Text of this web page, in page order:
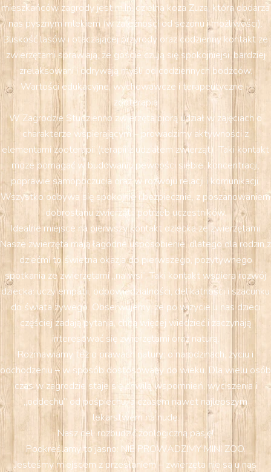
mieszkańców zagrody jest m.in. dzielna koza Zuza, która obdarza
nas pysznym mlekiem (w zależności od sezonu i możliwości).
Bliskość lasów i otaczającej przyrody oraz codzienny kontakt ze
zwierzętami sprawiają, że goście czują się spokojniejsi, bardziej
zrelaksowani i odrywają myśli od codziennych bodźców.
Wartości edukacyjne, wychowawcze i terapeutyczne –
zooterapia
W Zagrodzie Studzienno zwierzęta biorą udział w zajęciach o
charakterze wspierającym – prowadzimy aktywności z
elementami zooterapii (terapii z udziałem zwierząt). Taki kontakt
może pomagać w budowaniu pewności siebie, koncentracji,
poprawie samopoczucia oraz w rozwoju relacji i komunikacji.
Wszystko odbywa się spokojnie i bezpiecznie, z poszanowaniem
dobrostanu zwierząt i potrzeb uczestników.
Idealne miejsce na pierwszy kontakt dziecka ze zwierzętami
Nasze zwierzęta mają łagodne usposobienie, dlatego dla rodzin z
dziećmi to świetna okazja do pierwszego, pozytywnego
spotkania ze zwierzętami „na wsi”. Taki kontakt wspiera rozwój
dziecka: uczy empatii, odpowiedzialności, delikatności i szacunku
do świata żywego. Obserwujemy, że po wizycie u nas dzieci
częściej zadają pytania, chcą więcej wiedzieć i zaczynają
interesować się zwierzętami oraz naturą.
Rozmawiamy też o prawach natury: o narodzinach, życiu i
odchodzeniu – w sposób dostosowany do wieku. Dla wielu osób
czas w zagrodzie staje się chwilą wspomnień, wyciszenia i
„oddechu” od pośpiechu, a czasem nawet najlepszym
lekarstwem na nudę.
Nasz cel: rozbudzić zoologiczną pasję!
Podkreślamy to jasno: NIE PROWADZIMY MINI ZOO.
Jesteśmy miejscem z przesłaniem – zwierzęta nie są u nas